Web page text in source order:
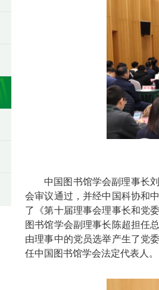
中国图书馆学会副理事长
会审议通过，并经中国科协和
了《第十届理事会理事长和党
图书馆学会副理事长陈超担任
由理事中的党员选举产生了党
任中国图书馆学会法定代表人。